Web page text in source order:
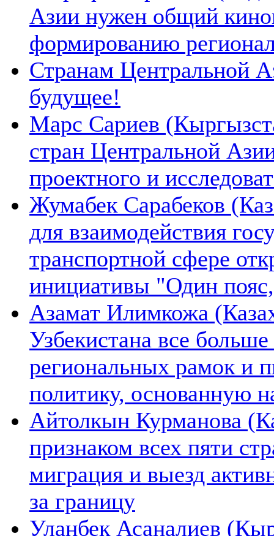
Азии нужен общий
формированию
Странам Центральной
будущее!
Марс Сариев
стран Центральной
проектного и
Жумабек Сарабеков
для взаимодействия
транспортной сфере
инициативы "Один
Азамат Илимкожа
Узбекистана все
региональных рамок и
политику, основанную
Айтолкын Курманова
признаком всех пяти
миграция и выезд
за границу
Уланбек Асаналиев